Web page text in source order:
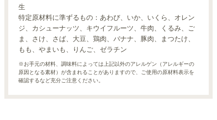
生
特定原材料に準ずるもの：あわび、いか、いくら、オレン
ジ、カシューナッツ、キウイフルーツ、牛肉、くるみ、ご
ま、さけ、さば、大豆、鶏肉、バナナ、豚肉、まつたけ、
もも、やまいも、りんご、ゼラチン
※お手元の材料、調味料によっては上記以外のアレルゲン（アレルギーの
原因となる素材）が含まれることがありますので、ご使用の原材料表示を
確認するなど充分ご注意ください。